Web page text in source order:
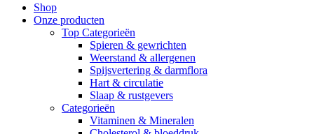
Close
Menu
Shop
Onze producten
Top Categorieën
Spieren & gewrichten
Weerstand & allergenen
Spijsvertering & darmflora
Hart & circulatie
Slaap & rustgevers
Categorieën
Vitaminen & Mineralen